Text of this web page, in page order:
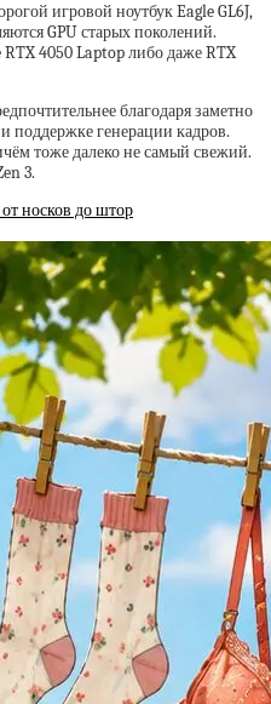
игровой ноутбук Eagle GL6J,
GPU старых поколений.
4050 Laptop либо даже RTX
благодаря заметно
поддержке генерации кадров.
тоже далеко не самый свежий.
3.
носков до штор